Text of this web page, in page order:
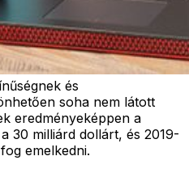
és
soha nem látott
eredményeképpen a
30 milliárd dollárt, és 2019-
emelkedni.